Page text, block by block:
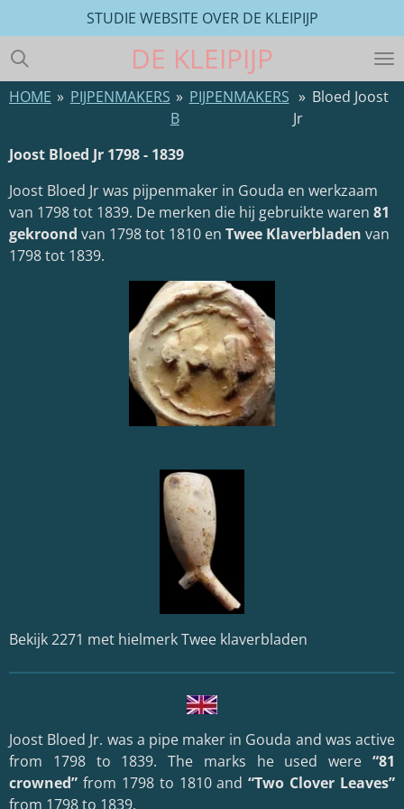
direct
naar
de
hoofdinhoud
DE KLEIPIJP
STUDIE WEBSITE OVER DE KLEIPIJP
HOME » PIJPENMAKERS » PIJPENMAKERS
B
» Bloed Joost
Jr
Joost Bloed Jr 1798 - 1839
Joost Bloed Jrwas pijpenmaker in Gouda en werkzaam
van 1798 tot 1839. De merken die hij gebruikte waren 81
gekroond van 1798 tot 1810 en Twee Klaverbladen van
1798 tot 1839.
Bekijk 2271 met hielmerk Twee klaverbladen
Joost Bloed Jr. was a pipe maker in Gouda and was active
from 1798 to 1839. The marks he used were “81
crowned” from 1798 to 1810 and“Two Clover Leaves”
from 1798 to 1839.